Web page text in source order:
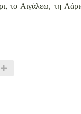
το Αιγάλεω, τη